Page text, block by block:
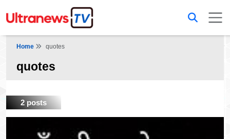
Home quotes
quotes
2 posts